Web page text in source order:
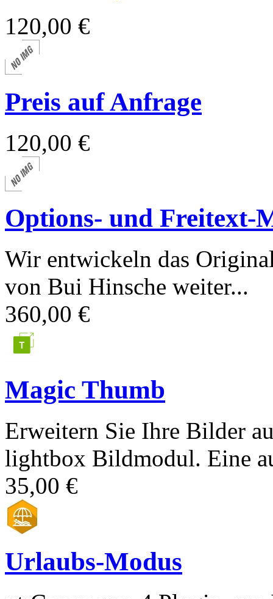
120,00 €
Preis auf Anfrage
120,00 €
Options- und Freitext-
Wir entwickeln das
von Bui Hinsche weiter...
360,00 €
Magic Thumb
Erweitern Sie Ihre Bilder
lightbox Bildmodul. Eine
35,00 €
Urlaubs-Modus